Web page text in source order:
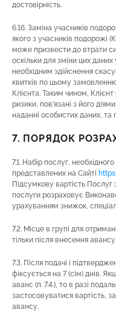
достовірність.
6.16. Заміна учасників
якого з учасників подорожі
може призвести до втрати
оскільки для зміни цих
необхідним здійснення
квитків по цьому
Клієнта. Таким чином,
ризики, пов’язані з його
наданні особистих даних, та
7. ПОРЯДОК
7.1. Набір послуг,
представлених на Сайті
Підсумкову вартість
послуги розраховує
урахуванням знижок,
7.2. Місце в групі для
тільки після внесення авансу.
7.3. Після подачі і
фіксується на 7 (сім) днів.
аванс (п. 7.4.), то в разі
застосовуватися вартість,
авансу.